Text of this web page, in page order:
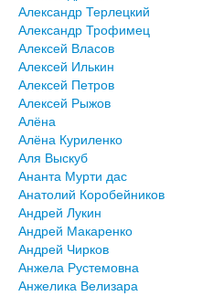
Александр Терлецкий
Александр Трофимец
Алексей Власов
Алексей Илькин
Алексей Петров
Алексей Рыжов
Алёна
Алёна Куриленко
Аля Выскуб
Ананта Мурти дас
Анатолий Коробейников
Андрей Лукин
Андрей Макаренко
Андрей Чирков
Анжела Рустемовна
Анжелика Велизара